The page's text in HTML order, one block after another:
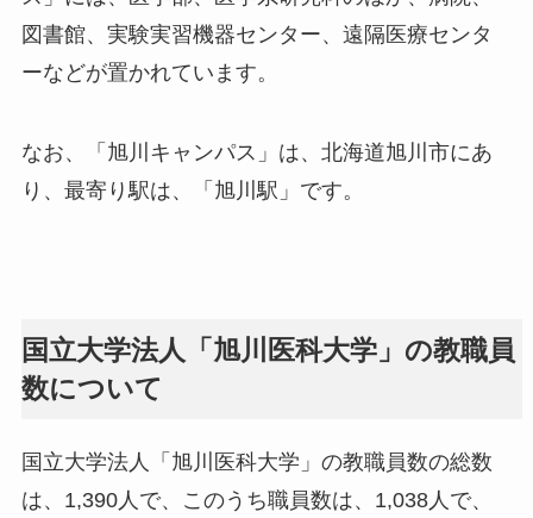
図書館、実験実習機器センター、遠隔医療センタ
ーなどが置かれています。
なお、「旭川キャンパス」は、北海道旭川市にあ
り、最寄り駅は、「旭川駅」です。
国立大学法人「旭川医科大学」の教職員
数について
国立大学法人「旭川医科大学」の教職員数の総数
は、1,390人で、このうち職員数は、1,038人で、